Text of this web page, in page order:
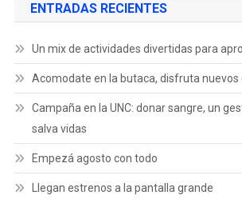
ENTRADAS RECIENTES
Un mix de actividades divertidas para
Acomodate en la butaca, disfruta nuevos
Campaña en la UNC: donar sangre, un
salva vidas
Empezá agosto con todo
Llegan estrenos a la pantalla grande